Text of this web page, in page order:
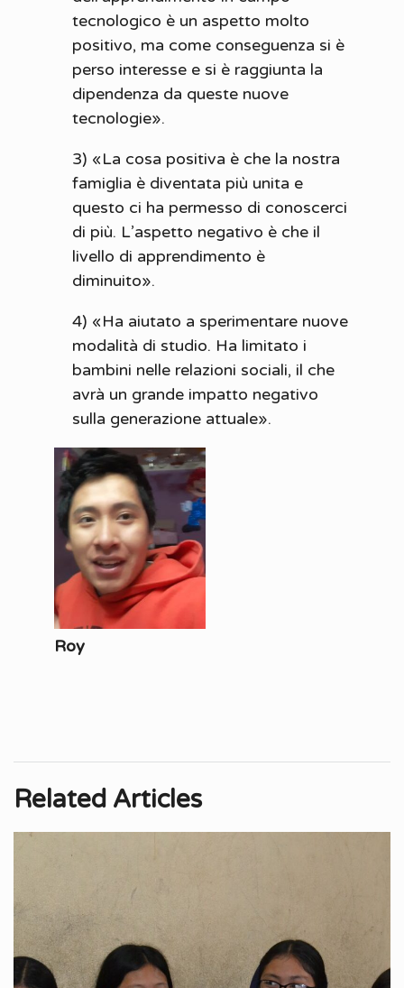
tecnologico è un aspetto molto
positivo, ma come conseguenza si è
perso interesse e si è raggiunta la
dipendenza da queste nuove
tecnologie».
3) «La cosa positiva è che la nostra
famiglia è diventata più unita e
questo ci ha permesso di conoscerci
di più. L’aspetto negativo è che il
livello di apprendimento è
diminuito».
4) «Ha aiutato a sperimentare nuove
modalità di studio. Ha limitato i
bambini nelle relazioni sociali, il che
avrà un grande impatto negativo
sulla generazione attuale».
Roy
Related Articles